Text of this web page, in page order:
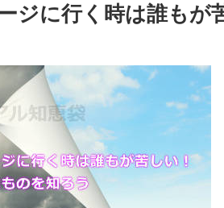
ジに行く時は誰もが